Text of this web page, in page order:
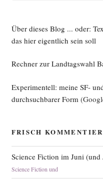
Über dieses Blog ... oder:
das hier eigentlich sein soll
Rechner zur Landtagswahl
Experimentell: meine SF-
durchsuchbarer Form
FRISCH
Science Fiction im Juni (und
Science Fiction und